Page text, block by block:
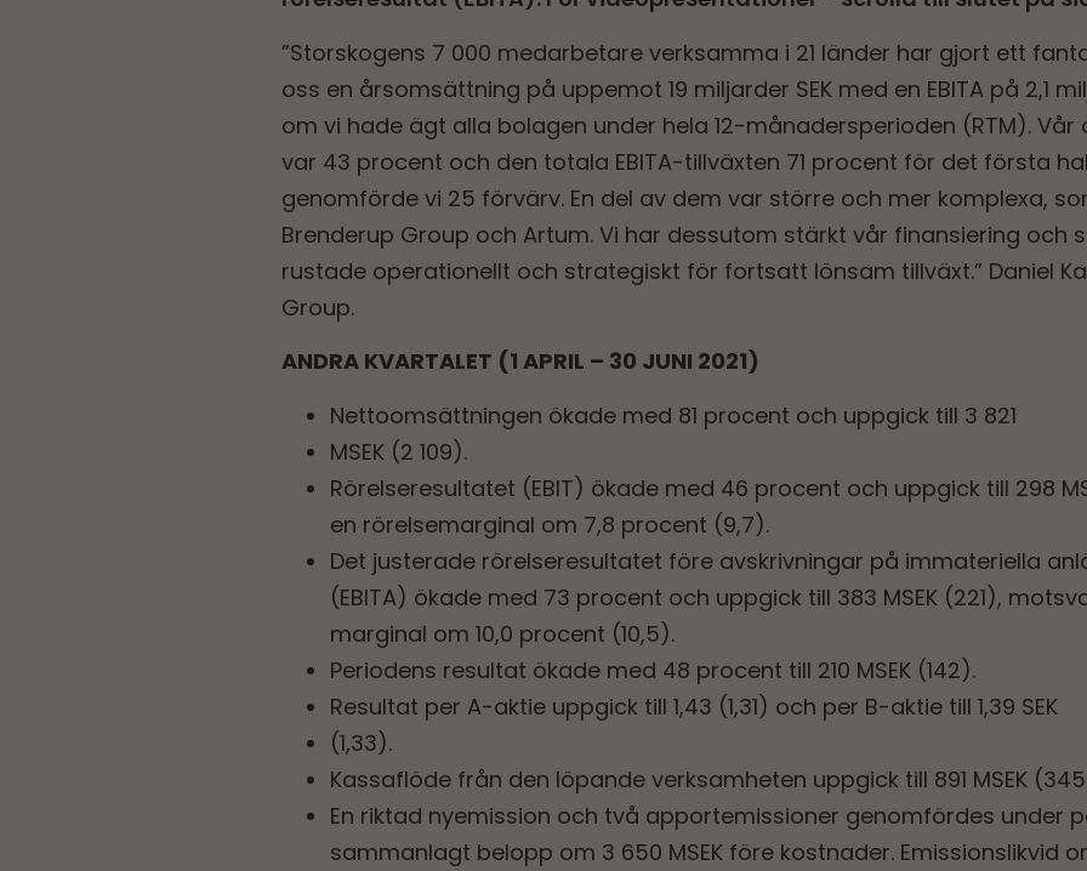
”Storskogens 7 000 medarbetare verksamma i 21 länder har gjort ett
oss en årsomsättning på uppemot 19 miljarder SEK med en EBITA på 2,1
om vi hade ägt alla bolagen under hela 12-månadersperioden (RTM). Vår
var 43 procent och den totala EBITA-tillväxten 71 procent för det första
genomförde vi 25 förvärv. En del av dem var större och mer komplexa,
Brenderup Group och Artum. Vi har dessutom stärkt vår finansiering och
rustade operationellt och strategiskt för fortsatt lönsam tillväxt.” Daniel
Group.
ANDRA KVARTALET (1 APRIL – 30 JUNI 2021)
Nettoomsättningen ökade med 81 procent och uppgick till 3 821
MSEK (2 109).
Rörelseresultatet (EBIT) ökade med 46 procent och uppgick till 298
en rörelsemarginal om 7,8 procent (9,7).
Det justerade rörelseresultatet före avskrivningar på immateriella
(EBITA) ökade med 73 procent och uppgick till 383 MSEK (221),
marginal om 10,0 procent (10,5).
Periodens resultat ökade med 48 procent till 210 MSEK (142).
Resultat per A-aktie uppgick till 1,43 (1,31) och per B-aktie till 1,39 SEK
(1,33).
Kassaflöde från den löpande verksamheten uppgick till 891 MSEK
En riktad nyemission och två apportemissioner genomfördes under
sammanlagt belopp om 3 650 MSEK före kostnader. Emissionslikvid